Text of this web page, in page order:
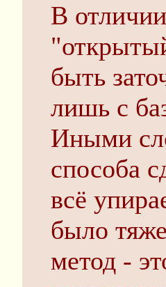
В
быть
лишь с
Иными
способа
всё
было
метод -